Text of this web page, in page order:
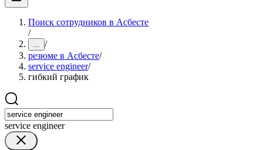
Поиск сотрудников в Асбесте
/
... /
резюме в Асбесте/
service engineer/
гибкий график
service engineer